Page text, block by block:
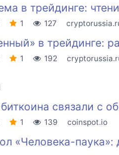
в трейдинге:
1 127
в трейдинге:
1 192
связали с
1 139 coinspot.io
«Человека-